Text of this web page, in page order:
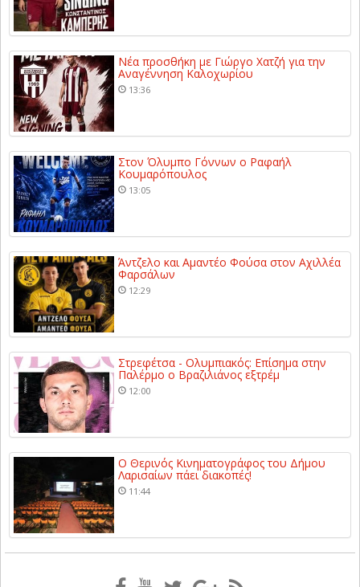
Νέα προσθήκη με Γιώργο Χατζή για την
Αναγέννηση Καλοχωρίου
13:36
Στον Όλυμπο Γόννων ο Ραφαήλ
Κουμαρόπουλος
13:05
Άντζελο και Αμαντέο Φούσα στον Αχιλλέα
Φαρσάλων
12:29
Στρεφέτσα - Ολυμπιακός: Επίσημα στην
Παλέρμο ο Βραζιλιάνος εξτρέμ
12:00
Ο Θερινός Κινηματογράφος του Δήμου
Λαρισαίων πάει διακοπές!
11:44